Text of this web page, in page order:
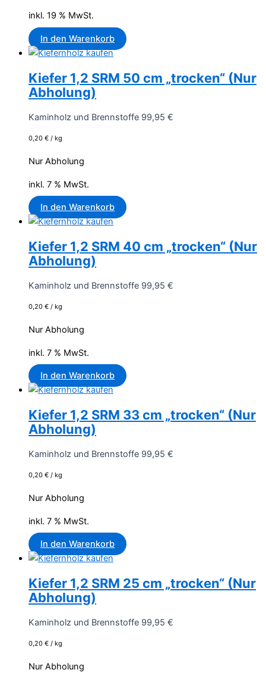
inkl. 19 % MwSt.
In den Warenkorb
Kiefer 1,2 SRM 50 cm „trocken“ (Nur
Abholung)
Kaminholz und Brennstoffe 99,95 €
0,20 € / kg
Nur Abholung
inkl. 7 % MwSt.
In den Warenkorb
Kiefer 1,2 SRM 40 cm „trocken“ (Nur
Abholung)
Kaminholz und Brennstoffe 99,95 €
0,20 € / kg
Nur Abholung
inkl. 7 % MwSt.
In den Warenkorb
Kiefer 1,2 SRM 33 cm „trocken“ (Nur
Abholung)
Kaminholz und Brennstoffe 99,95 €
0,20 € / kg
Nur Abholung
inkl. 7 % MwSt.
In den Warenkorb
Kiefer 1,2 SRM 25 cm „trocken“ (Nur
Abholung)
Kaminholz und Brennstoffe 99,95 €
0,20 € / kg
Nur Abholung